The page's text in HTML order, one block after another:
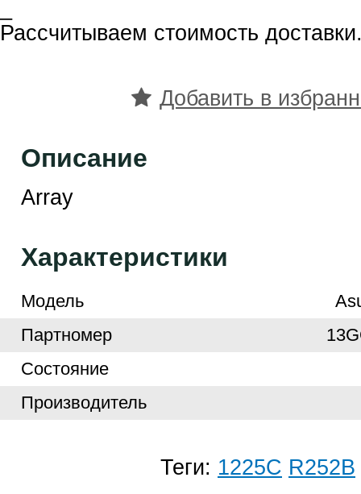
Рассчитываем стоимость
Добавить в
Описание
Array
Характеристики
Модель
Партномер
Cостояние
Производитель
Теги: 1225C R252B